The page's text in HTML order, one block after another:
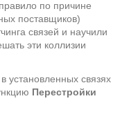
по причине
поставщиков)
связей и научили
эти коллизии
установленных связях
Перестройки